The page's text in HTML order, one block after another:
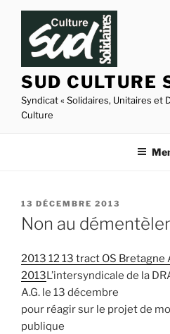
Aller
contenu
principal
SUD CULTURE
Syndicat « Solidaires, Unitaires et
Culture
PUBLIÉ
LE
13 DÉCEMBRE 2013
Non au
2013 12 13 tract OS Bretagne
2013L’intersyndicale de la
A.G. le 13 décembre
pour réagir sur le projet de
publique